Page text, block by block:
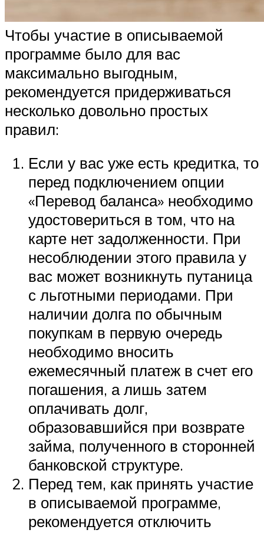
Чтобы участие в описываемой
программе было для вас
максимально выгодным,
рекомендуется придерживаться
несколько довольно простых
правил:
Если у вас уже есть кредитка, то
перед подключением опции
«Перевод баланса» необходимо
удостовериться в том, что на
карте нет задолженности. При
несоблюдении этого правила у
вас может возникнуть путаница
с льготными периодами. При
наличии долга по обычным
покупкам в первую очередь
необходимо вносить
ежемесячный платеж в счет его
погашения, а лишь затем
оплачивать долг,
образовавшийся при возврате
займа, полученного в сторонней
банковской структуре.
Перед тем, как принять участие
в описываемой программе,
рекомендуется отключить